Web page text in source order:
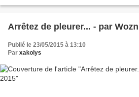
Arrêtez de pleurer... - par
Publié le 23/05/2015 à 13:10
Par xakolys